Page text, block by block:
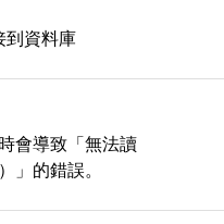
到資料庫
會導致「無法讀
」的錯誤。